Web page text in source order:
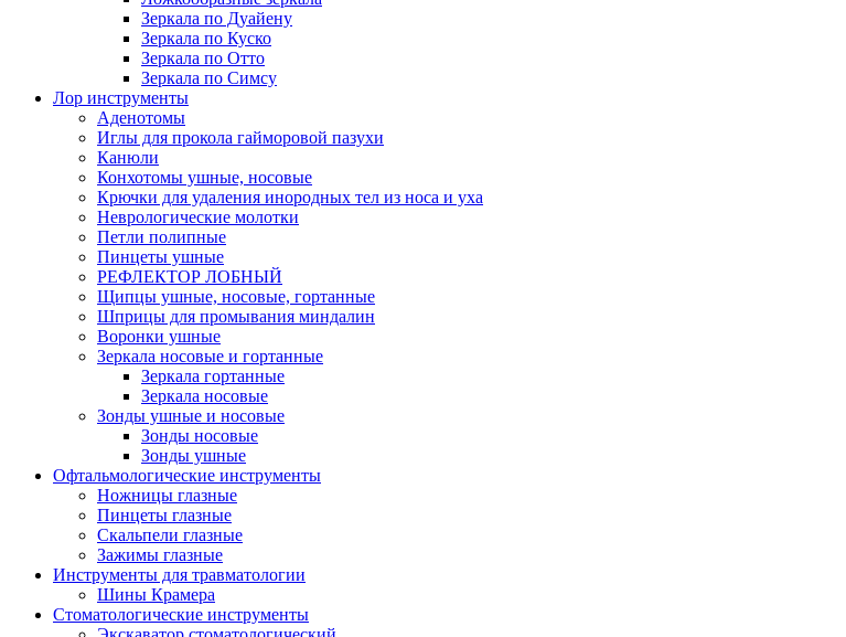
Зеркала по Дуайену
Зеркала по Куско
Зеркала по Отто
Зеркала по Симсу
Лор инструменты
Аденотомы
Иглы для прокола гайморовой пазухи
Канюли
Конхотомы ушные, носовые
Крючки для удаления инородных тел из носа и уха
Неврологические молотки
Петли полипные
Пинцеты ушные
РЕФЛЕКТОР ЛОБНЫЙ
Щипцы ушные, носовые, гортанные
Шприцы для промывания миндалин
Воронки ушные
Зеркала носовые и гортанные
Зеркала гортанные
Зеркала носовые
Зонды ушные и носовые
Зонды носовые
Зонды ушные
Офтальмологические инструменты
Ножницы глазные
Пинцеты глазные
Скальпели глазные
Зажимы глазные
Инструменты для травматологии
Шины Крамера
Стоматологические инструменты